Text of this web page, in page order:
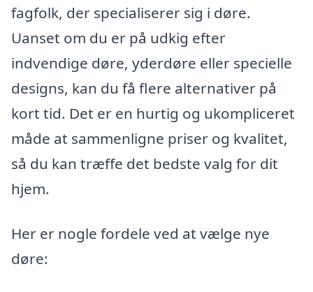
fagfolk, der specialiserer sig i døre.
Uanset om du er på udkig efter
indvendige døre, yderdøre eller specielle
designs, kan du få flere alternativer på
kort tid. Det er en hurtig og ukompliceret
måde at sammenligne priser og kvalitet,
så du kan træffe det bedste valg for dit
hjem.
Her er nogle fordele ved at vælge nye
døre: